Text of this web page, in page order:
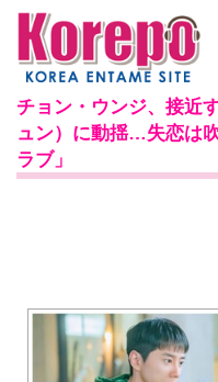
チョン・ウンジ、接近
ュン）に動揺…失恋は
ラブ」